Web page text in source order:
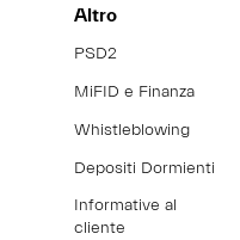
Altro
PSD2
MiFID e Finanza
Whistleblowing
Depositi Dormienti
Informative al
cliente